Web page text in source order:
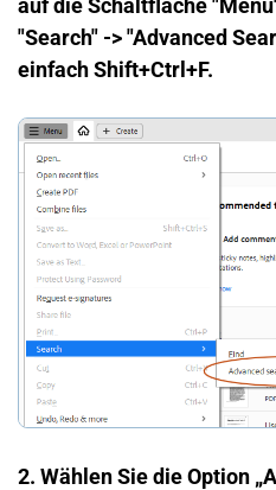
"Search" -> "Advanced
einfach Shift+Ctrl+F.
2. Wählen Sie die Option